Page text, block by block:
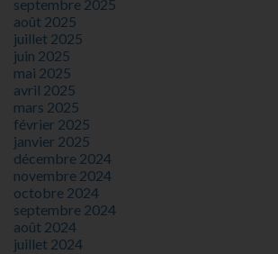
septembre 2025
août 2025
juillet 2025
juin 2025
mai 2025
avril 2025
mars 2025
février 2025
janvier 2025
décembre 2024
novembre 2024
octobre 2024
septembre 2024
août 2024
juillet 2024